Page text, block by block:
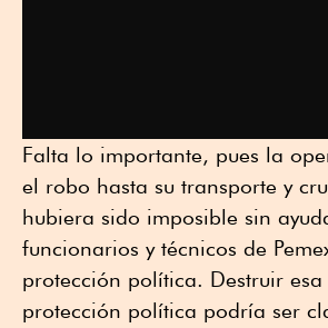
Falta lo importante, pues la
el robo hasta su transporte y
hubiera sido imposible sin
funcionarios y técnicos de
protección política. Destruir esa
protección política podría ser